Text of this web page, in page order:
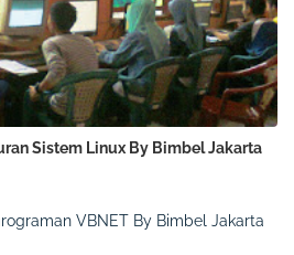
Sistem Linux By Bimbel Jakarta